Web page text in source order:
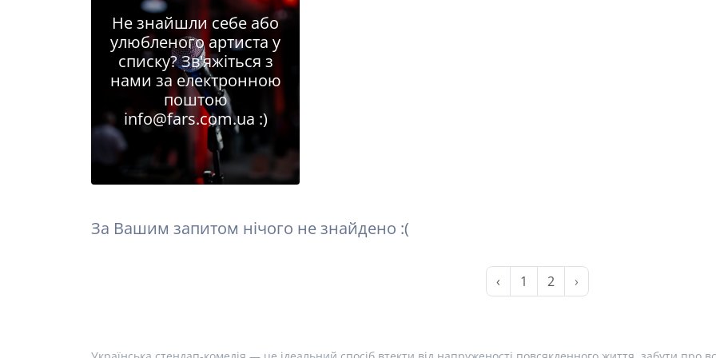
Не знайшли себе або
улюбленого артиста у
списку? Зв'яжіться з
нами за електронною
поштою
info@fars.com.ua :)
За Вашим запитом нічого не знайдено :(
‹ 1 2 ›